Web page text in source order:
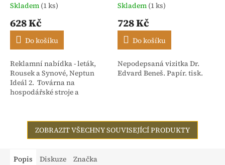
Skladem (1 ks)
628 Kč
Do košíku
Reklamní nabídka - leták,
Rousek a Synové, Neptun
Ideál 2. Továrna na
hospodářské stroje a
Skladem (1 ks)
728 Kč
Do košíku
Nepodepsaná vizitka Dr.
Edvard Beneš. Papír. tisk.
ZOBRAZIT VŠECHNY SOUVISEJÍCÍ PRODUKTY
Popis Diskuze Značka